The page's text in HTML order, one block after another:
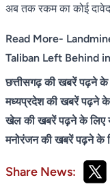
अब तक रकम का कोई
Read More-
Taliban Left Behind
छत्तीसगढ़ की खबरें पढ़ने
मध्यप्रदेश की खबरें पढ़ने
खेल की खबरें पढ़ने के लिए
मनोरंजन की खबरें पढ़ने के
Share News: